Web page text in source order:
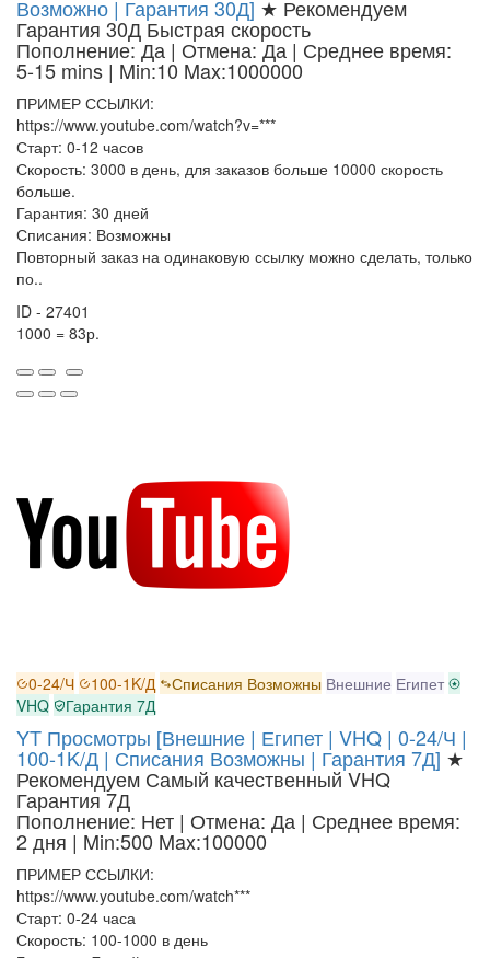
Возможно | Гарантия 30Д] ★ Рекомендуем
Гарантия 30ДБыстрая скорость
Пополнение: Да | Отмена: Да | Среднее время:
5-15 mins | Min:10 Max:1000000
ПРИМЕР ССЫЛКИ:
https://www.youtube.com/watch?v=***
Старт: 0-12 часов
Скорость: 3000 в день, для заказов больше 10000 скорость
больше.
Гарантия: 30 дней
Списания: Возможны
Повторный заказ на одинаковую ссылку можно сделать, только
по..
ID - 27401
1000 = 83р.
0-24/Ч 100-1K/Д Списания Возможны Внешние Египет
VHQ
Гарантия 7Д
YT Просмотры [Внешние | Египет | VHQ | 0-24/Ч |
100-1K/Д | Списания Возможны | Гарантия 7Д] ★
Рекомендуем Самый качественный VHQ
Гарантия 7Д
Пополнение: Нет | Отмена: Да | Среднее время:
2 дня | Min:500 Max:100000
ПРИМЕР ССЫЛКИ:
https://www.youtube.com/watch***
Старт: 0-24 часа
Скорость: 100-1000 в день